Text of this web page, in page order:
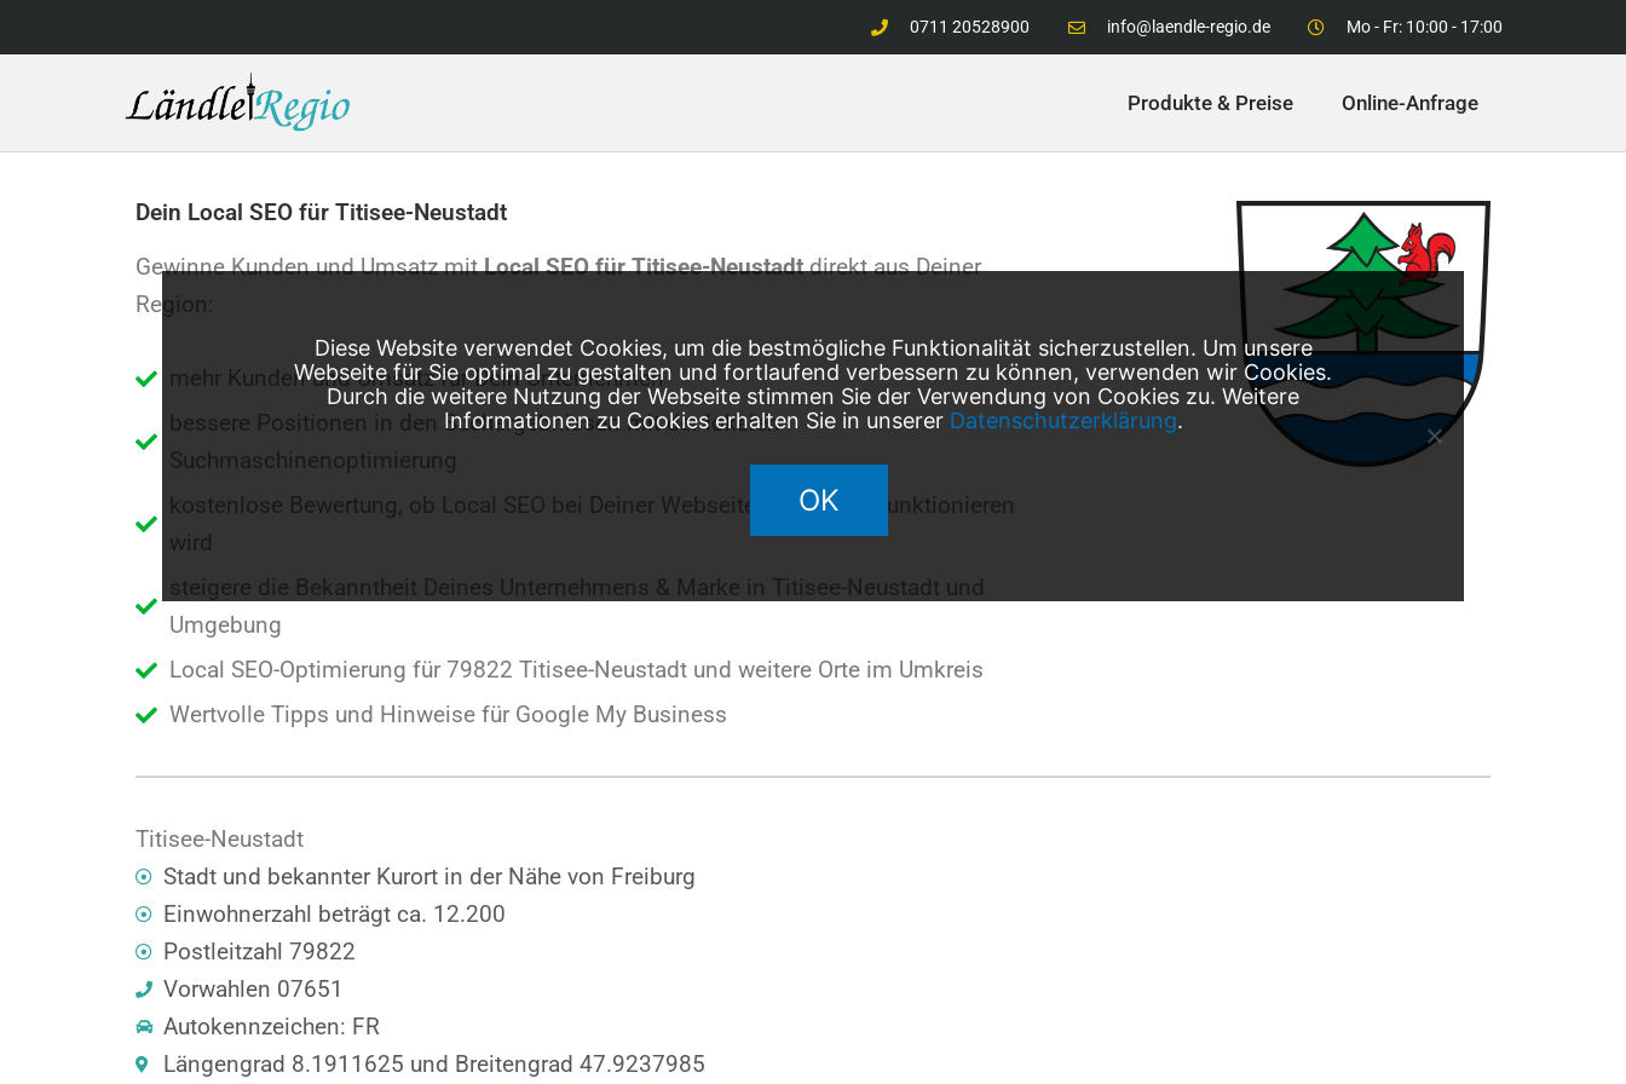
to
0711 20528900 info@laendle-regio.de Mo - Fr: 10:00 - 17:00
Produkte & Preise Online-Anfrage
Dein Local SEO für Titisee-Neustadt
Gewinne Kunden und Umsatz mitLocal SEO für Titisee-Neustadtdirekt aus Deiner
Region:
mehr Kunden und Umsatz für Dein Unternehmen
bessere Positionen in den Suchergebnissen mit der lokalen
Suchmaschinenoptimierung
kostenlose Bewertung, ob Local SEO bei Deiner Webseite erfolgreich funktionieren
wird
steigere die Bekanntheit Deines Unternehmens & Marke in Titisee-Neustadt und
Umgebung
Local SEO-Optimierung für 79822 Titisee-Neustadt und weitere Orte im Umkreis
Wertvolle Tipps und Hinweise für Google My Business
Titisee-Neustadt
Stadt und bekannter Kurort in der Nähe von Freiburg
Einwohnerzahl beträgt ca. 12.200
Postleitzahl 79822
Vorwahlen 07651
Autokennzeichen: FR
Längengrad 8.1911625 und Breitengrad 47.9237985
Diese Website verwendet Cookies, um die bestmögliche Funktionalität sicherzustellen. Um unsere
Webseite für Sie optimal zu gestalten und fortlaufend verbessern zu können, verwenden wir Cookies.
Durch die weitere Nutzung der Webseite stimmen Sie der Verwendung von Cookies zu. Weitere
Informationen zu Cookies erhalten Sie in unserer Datenschutzerklärung.
OK